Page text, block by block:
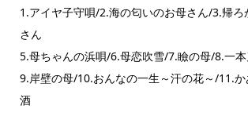
1.アイヤ子守唄/2.海の匂いのお母さん/3.帰ろ
さん
5.母ちゃんの浜唄/6.母恋吹雪/7.瞼の母/8.一本
9.岸壁の母/10.おんなの一生～汗の花～/11.
酒